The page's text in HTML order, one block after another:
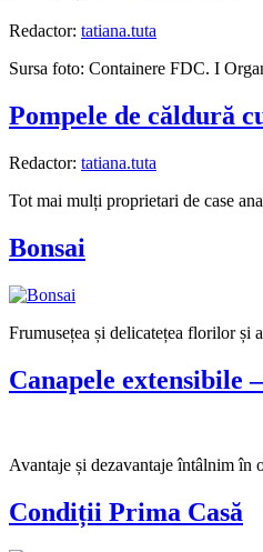
Redactor: tatiana.tuta
Sursa foto: Containere FDC. I
Pompele de căldură
Redactor: tatiana.tuta
Tot mai mulți proprietari de case
Bonsai
Frumusețea și delicatețea florilor și
Canapele extensibile
Avantaje și dezavantaje întâlnim în
Condiții Prima Casă